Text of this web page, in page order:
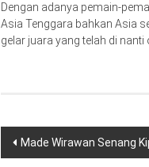
Dengan adanya pemain-
Asia Tenggara bahkan Asia
gelar juara yang telah di
Navigasi
Made Wirawan Senang